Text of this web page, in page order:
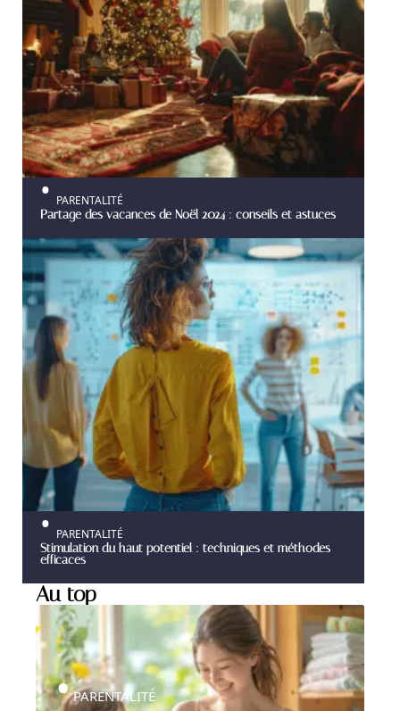
PARENTALITÉ
Partage des vacances de Noël 2024 : conseils et astuces
PARENTALITÉ
Stimulation du haut potentiel : techniques et méthodes
efficaces
Au top
PARENTALITÉ